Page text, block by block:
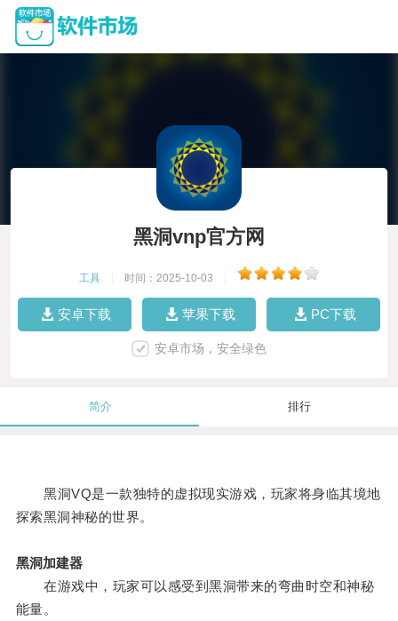
黑洞vnp官方网
工具 时间：2025-10-03
安卓下载 苹果下载 PC下载
安卓市场，安全绿色
简介 排行
黑洞VQ是一款独特的虚拟现实游戏，玩家将身临其境地
探索黑洞神秘的世界。
黑洞加建器
在游戏中，玩家可以感受到黑洞带来的弯曲时空和神秘
能量。